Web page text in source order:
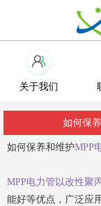
关于我们
如何保
如何保养和维护MPP
MPP电力管以改性聚
能好等优点，广泛应